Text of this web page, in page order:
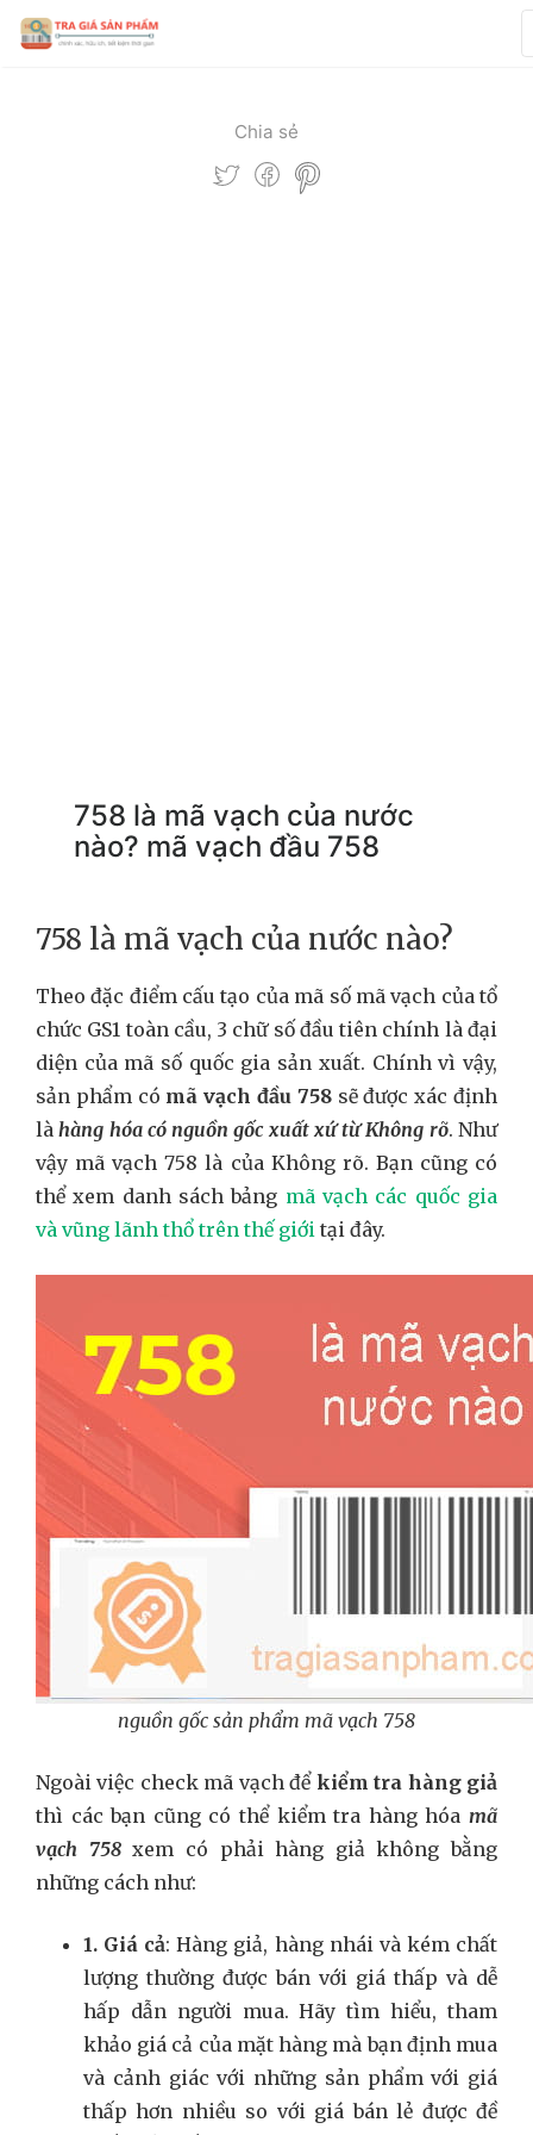
Chia sẻ
758 là mã vạch của nước
nào? mã vạch đầu 758
758 là mã vạch của nước nào?
Theo đặc điểm cấu tạo của mã số mã vạch của tổ
chức GS1 toàn cầu, 3 chữ số đầu tiên chính là đại
diện của mã số quốc gia sản xuất. Chính vì vậy,
sản phẩm có mã vạch đầu 758sẽ được xác định
làhàng hóa có nguồn gốc xuất xứ từ Không rõ. Như
vậy mã vạch 758 là của Không rõ. Bạn cũng có
thể xem danh sách bảng mã vạch các quốc gia
và vũng lãnh thổ trên thế giới tại đây.
nguồn gốc sản phẩm mã vạch 758
Ngoài việc check mã vạch để kiểm tra hàng giả
thì các bạn cũng có thể kiểm tra hàng hóa mã
vạch 758xem có phải hàng giả không bằng
những cách như:
1. Giá cả: Hàng giả, hàng nhái và kém chất
lượng thường được bán với giá thấp và dễ
hấp dẫn người mua. Hãy tìm hiểu, tham
khảo giá cả của mặt hàng mà bạn định mua
và cảnh giác với những sản phẩm với giá
thấp hơn nhiều so với giá bán lẻ được đề